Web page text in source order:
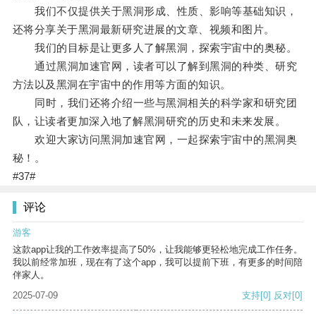
我们不仅提供关于黑洞形成、性质、影响等基础知识，
还将分享关于黑洞最新研究进展的文章、视频和图片。
我们的目标是让更多人了解黑洞，探索宇宙中的奥秘。
通过黑洞加速官网，读者可以了解到黑洞的种类、研究
方法以及黑洞在宇宙中的作用等方面的知识。
同时，我们还将介绍一些与黑洞相关的科学家和研究团
队，让读者更加深入地了解黑洞研究的历史和未来发展。
欢迎大家访问黑洞加速官网，一起探索宇宙中的黑洞奥
秘！。
#37#
评论
游客
这款app让我的工作效率提高了50%，让我能够更轻松地完成工作任务。
我以前经常加班，现在有了这个app，我可以提前下班，有更多的时间陪
伴家人。
2025-07-09
支持[0] 反对[0]